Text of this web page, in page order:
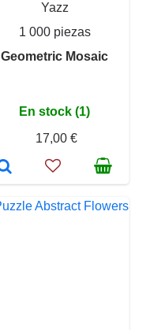
Yazz
1 000 piezas
Geometric Mosaic
En stock (1)
17,00 €